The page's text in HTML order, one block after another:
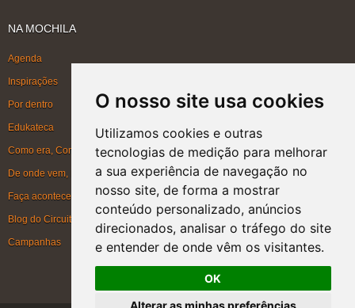
O nosso site usa cookies
Utilizamos cookies e outras
tecnologias de medição para melhorar
a sua experiência de navegação no
nosso site, de forma a mostrar
conteúdo personalizado, anúncios
direcionados, analisar o tráfego do site
e entender de onde vêm os visitantes.
OK
Alterar as minhas preferências
NA MOCHILA
Agenda
Inspirações
Por dentro
Edukateca
Como era, Como ficou, Como será
De onde vem, Para onde vai
Faça acontecer
Blog do Circuito
Campanhas